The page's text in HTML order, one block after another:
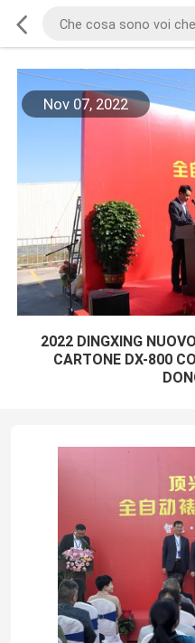
Nov 07, 2022
2022 DINGXING
CARTONE DX-800